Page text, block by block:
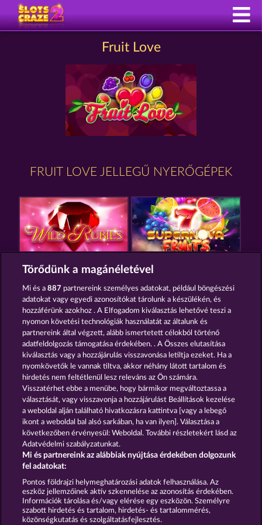
Fruit Love
FRUIT LOVE JELLEGŰ NYERŐGÉPEK
WILD RUBIES
MAAAX DIAMONDS EXPLODIAC RHFP
Részvételi feltételek
Adatkezelési tájékoztató Impresszum
A cég GYIK
Törődünk a magánéletével
Mi és a887 partnereink személyes adatokat, például böngészési
adatokat vagy egyedi azonosítókat tárolunk a készülékén, és
hozzáférünk azokhoz . A Elfogadom kiválasztás lehetővé teszi a
nyomon követési technológiák használatát az általunk és
partnereink által végzett, alább ismertetett célokból történő
adatfeldolgozás támogatása érdekében. . A Összes elutasítása
kiválasztás vagy a hozzájárulás visszavonása letiltja ezeket. Ha a
nyomkövetők le vannak tiltva, akkor néhány látott tartalom és
hirdetés nem feltétlenül lesz releváns az Ön számára.
Visszatérhet ebbe a menübe, hogy bármikor megváltoztassa a
választását, vagy visszavonja a hozzájárulást Beállítások kezelése
a weboldal alján található hivatkozásra kattintva [vagy a lebegő
ikont a weboldal bal alsó sarkában, ha van ilyen]. Választása a
következőben érvényesül: Weboldal. További részletekért lásd az
Adatvédelmi szabályzatunkat.
Mi és partnereink az alábbiak nyújtása érdekében dolgozunk
fel adatokat:
Pontos földrajzi helymeghatározási adatok felhasználása. Az
eszköz jellemzőinek aktív szkennelése az azonosítás érdekében.
Információk tárolása és/vagy elérése egy eszközön. Személyre
szabott hirdetés és tartalom, hirdetés- és tartalommérés,
közönségkutatás és szolgáltatásfejlesztés.